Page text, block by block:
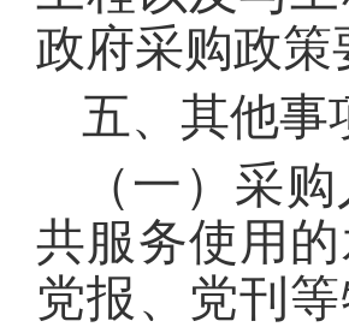
政府采购政策
五、其他事
（一）采
共服务使用
党报、党刊